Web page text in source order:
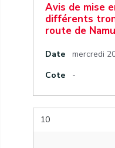
Avis de mise
différents
route de
Date
mercredi
Cote
-
10